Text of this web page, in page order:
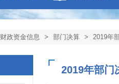
财政资金信息 > 部门决算 > 2019年
2019年部门